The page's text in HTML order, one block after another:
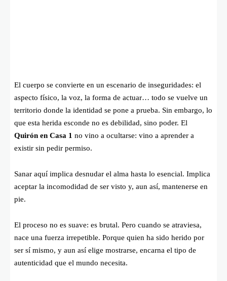
El cuerpo se convierte en un escenario de inseguridades: el
aspecto físico, la voz, la forma de actuar… todo se vuelve un
territorio donde la identidad se pone a prueba. Sin embargo, lo
que esta herida esconde no es debilidad, sino poder. El
Quirón en Casa 1 no vino a ocultarse: vino a aprender a
existir sin pedir permiso.
Sanar aquí implica desnudar el alma hasta lo esencial. Implica
aceptar la incomodidad de ser visto y, aun así, mantenerse en
pie.
El proceso no es suave: es brutal. Pero cuando se atraviesa,
nace una fuerza irrepetible. Porque quien ha sido herido por
ser sí mismo, y aun así elige mostrarse, encarna el tipo de
autenticidad que el mundo necesita.